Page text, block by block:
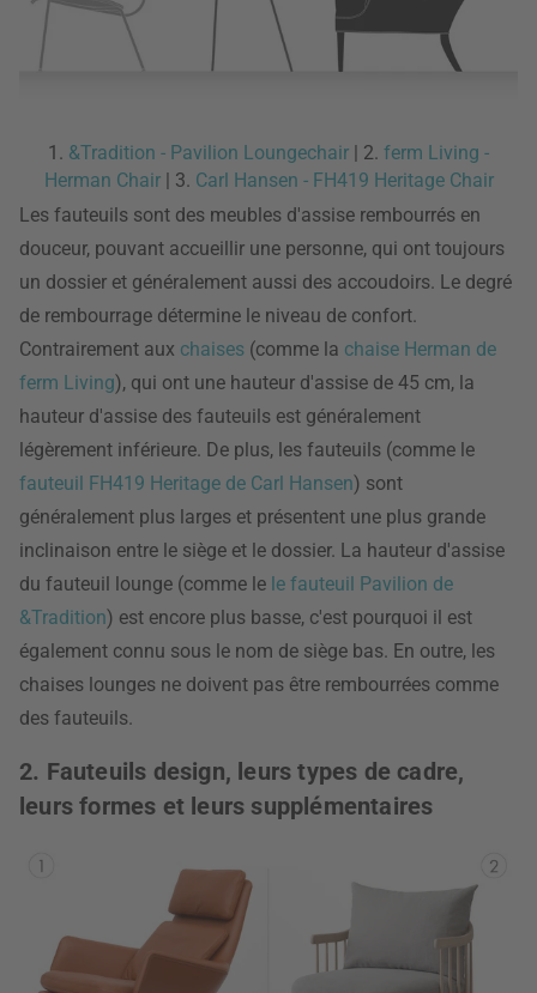
1. &Tradition - Pavilion Loungechair | 2. ferm Living -
Herman Chair| 3. Carl Hansen - FH419 Heritage Chair
Les fauteuils sont des meubles d'assise rembourrés en
douceur, pouvant accueillir une personne, qui ont toujours
un dossier et généralement aussi des accoudoirs. Le degré
de rembourrage détermine le niveau de confort.
Contrairement aux chaises (comme la chaise Herman de
ferm Living), qui ont une hauteur d'assise de 45 cm, la
hauteur d'assise des fauteuils est généralement
légèrement inférieure. De plus, les fauteuils (comme le
fauteuil FH419 Heritage de Carl Hansen) sont
généralement plus larges et présentent une plus grande
inclinaison entre le siège et le dossier. La hauteur d'assise
du fauteuil lounge (comme le le fauteuil Pavilion de
&Tradition) est encore plus basse, c'est pourquoi il est
également connu sous le nom de siège bas. En outre, les
chaises lounges ne doivent pas être rembourrées comme
des fauteuils.
2. Fauteuils design, leurs types de cadre,
leurs formes et leurs supplémentaires